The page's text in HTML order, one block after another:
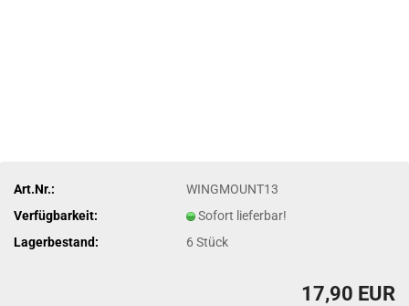
Art.Nr.:
WINGMOUNT13
Verfügbarkeit:
Sofort lieferbar!
Lagerbestand:
6Stück
17,90 EUR